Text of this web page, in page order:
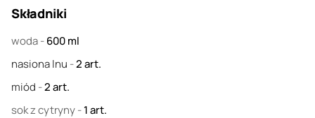
Składniki
woda-600ml
nasiona lnu -2art.
miód -2art.
sok z cytryny-1art.